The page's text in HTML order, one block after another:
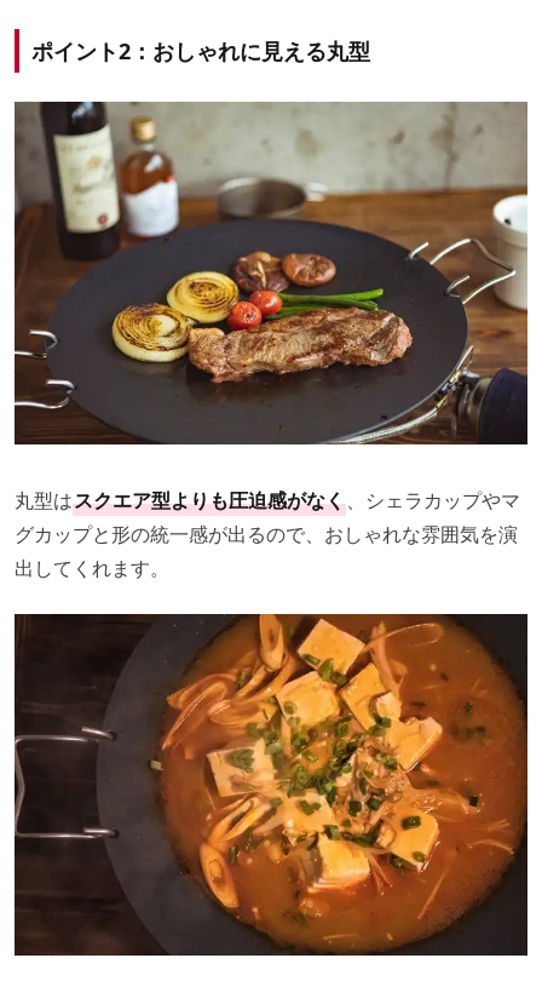
ポイント2：おしゃれに見える丸型
丸型はスクエア型よりも圧迫感がなく、シェラカップやマ
グカップと形の統一感が出るので、おしゃれな雰囲気を演
出してくれます。